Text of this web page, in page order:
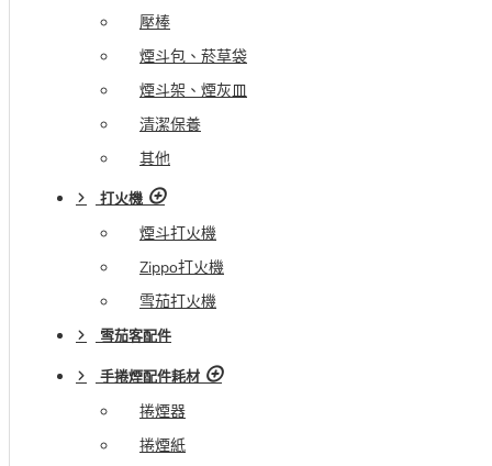
壓棒
煙斗包、菸草袋
煙斗架、煙灰皿
清潔保養
其他
打火機
煙斗打火機
Zippo打火機
雪茄打火機
雪茄客配件
手捲煙配件耗材
捲煙器
捲煙紙